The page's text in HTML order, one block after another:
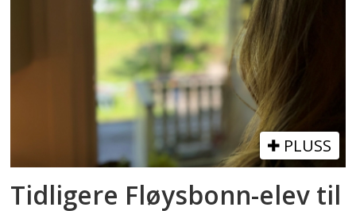
PLUSS
Tidligere Fløysbonn-elev til